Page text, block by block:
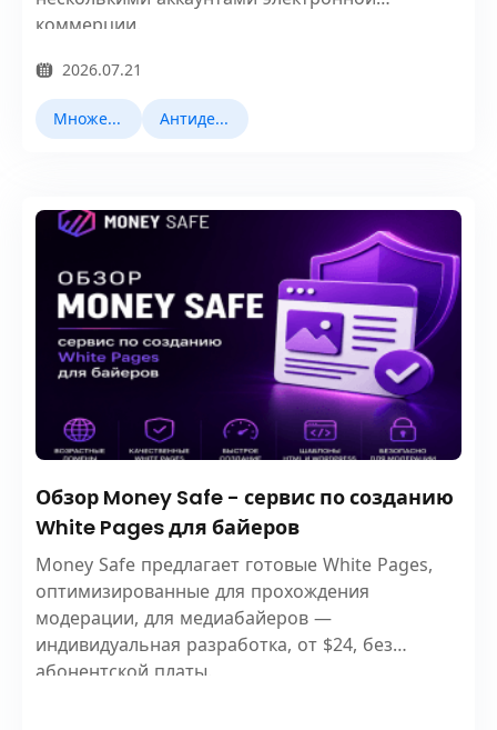
коммерции.
2026.07.21
Множественный учет Антидетект браузеры
Обзор Money Safe - сервис по созданию
White Pages для байеров
Money Safe предлагает готовые White Pages,
оптимизированные для прохождения
модерации, для медиабайеров —
индивидуальная разработка, от $24, без
абонентской платы.